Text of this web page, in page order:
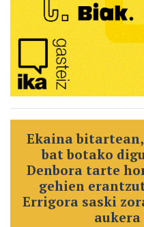
Ekaina
bat botako
Denbora tarte
gehien
Errigora saski
aukera